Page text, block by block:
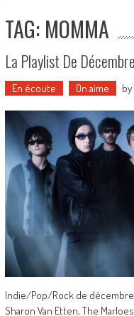
TAG: MOMMA
La Playlist De
En écoute On aime by
Indie/Pop/Rock de décembre
Sharon Van Etten, The